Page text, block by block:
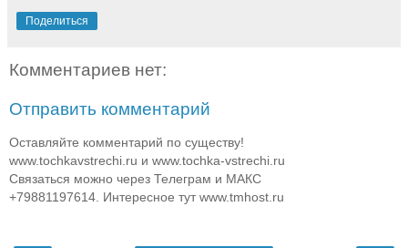
Поделиться
Комментариев нет:
Отправить комментарий
Оставляйте комментарий по существу!
www.tochkavstrechi.ru и www.tochka-vstrechi.ru
Связаться можно через Телеграм и МАКС
+79881197614. Интересное тут www.tmhost.ru